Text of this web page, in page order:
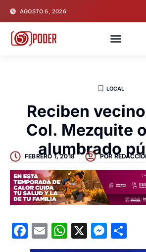
AGOSTO 6, 2026
LOCAL
Reciben
Col. Mezquite
alumbrado
FEBRERO 1, 2018 POR
Facebook
EmailWhatsApp
X